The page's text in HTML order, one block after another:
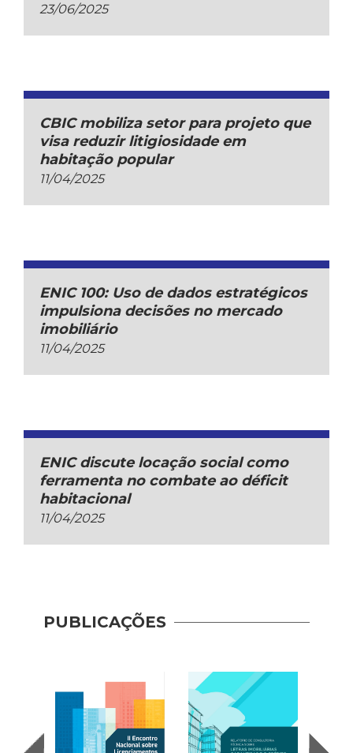
23/06/2025
CBIC mobiliza setor para projeto que
visa reduzir litigiosidade em
habitação popular
11/04/2025
ENIC 100: Uso de dados estratégicos
impulsiona decisões no mercado
imobiliário
11/04/2025
ENIC discute locação social como
ferramenta no combate ao déficit
habitacional
11/04/2025
PUBLICAÇÕES